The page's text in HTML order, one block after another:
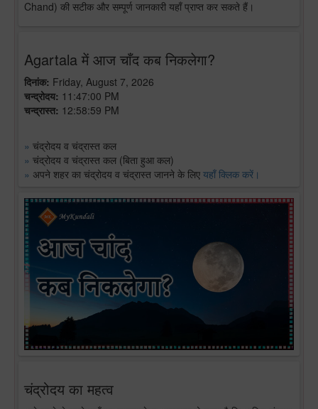
Chand) की सटीक और सम्पूर्ण जानकारी यहाँ प्राप्त कर सकते हैं।
Agartala में आज चाँद कब निकलेगा?
दिनांक: Friday, August 7, 2026
चन्द्रोदय: 11:47:00 PM
चन्द्रास्त: 12:58:59 PM
» चंद्रोदय व चंद्रास्त कल
» चंद्रोदय व चंद्रास्त कल (बिता हुआ कल)
» अपने शहर का चंद्रोदय व चंद्रास्त जानने के लिए यहाँ क्लिक करें।
चंद्रोदय का महत्व